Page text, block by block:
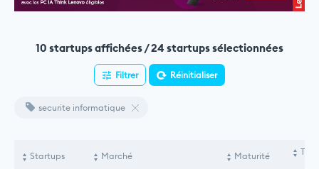
10 startups affichées / 24 startups sélectionnées
Filtrer Réinitialiser
securite informatique
Startups Marché Maturité